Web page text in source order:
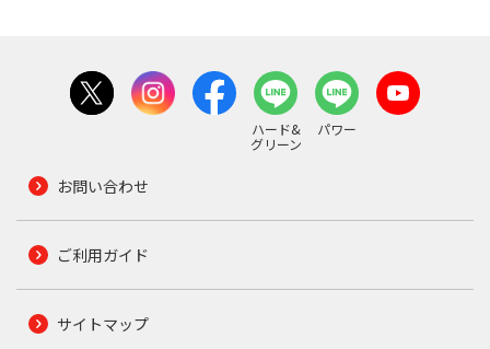
ハード&
グリーン
パワー
お問い合わせ
ご利用ガイド
サイトマップ